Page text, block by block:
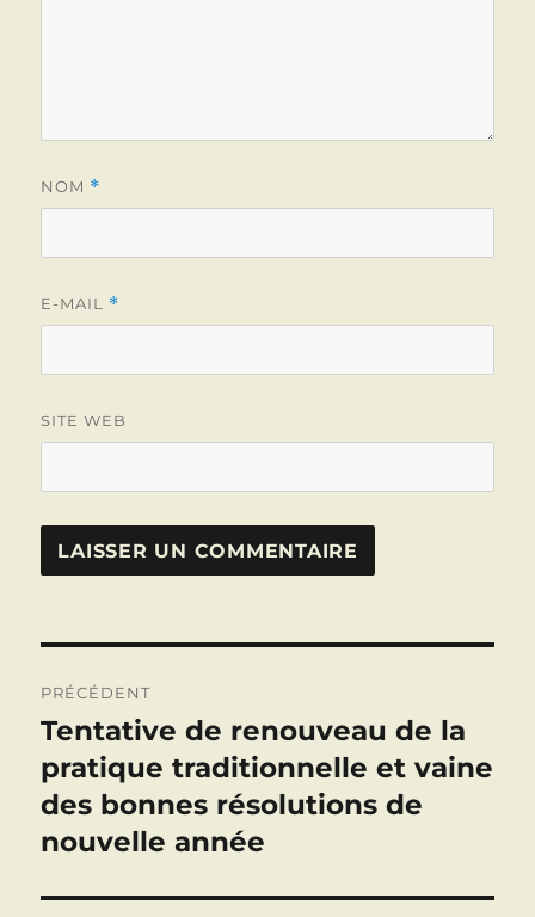
NOM *
E-MAIL *
SITE WEB
de
l’article
PRÉCÉDENT
Publication
précédente :
Tentative de renouveau de la
pratique traditionnelle et vaine
des bonnes résolutions de
nouvelle année